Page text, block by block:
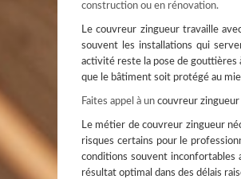
construction ou en rénovation.
Le couvreur zingueur travaille
souvent les installations qui
activité reste la pose de gouttières
que le bâtiment soit protégé au
Faites appel à un couvreur zingueur
Le métier de couvreur zingueur
risques certains pour le
conditions souvent inconfortables
résultat optimal dans des délais